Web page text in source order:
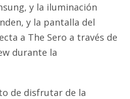
y la iluminación
y la pantalla del
a The Sero a través de
durante la
de disfrutar de la